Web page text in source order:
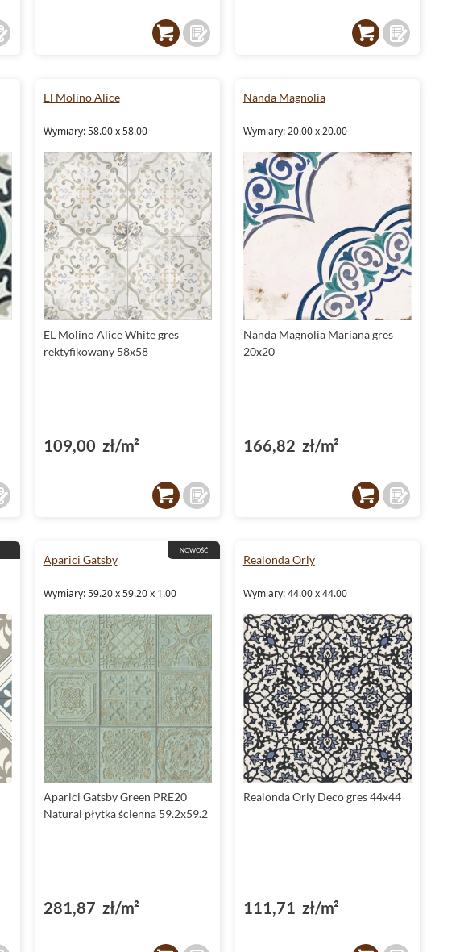
El Molino Alice
Wymiary: 58.00 x 58.00
EL Molino Alice White gres
rektyfikowany 58x58
109,00 zł/m²
Nanda Magnolia
Wymiary: 20.00 x 20.00
Nanda Magnolia Mariana gres
20x20
166,82 zł/m²
NOWOŚĆ
Aparici Gatsby
Wymiary: 59.20 x 59.20 x 1.00
Aparici Gatsby Green PRE20
Natural płytka ścienna 59.2x59.2
281,87 zł/m²
Realonda Orly
Wymiary: 44.00 x 44.00
Realonda Orly Deco gres 44x44
111,71 zł/m²